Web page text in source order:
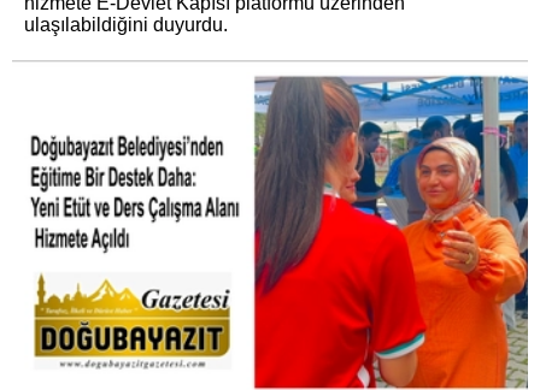
ulaşılabildiğini duyurdu.